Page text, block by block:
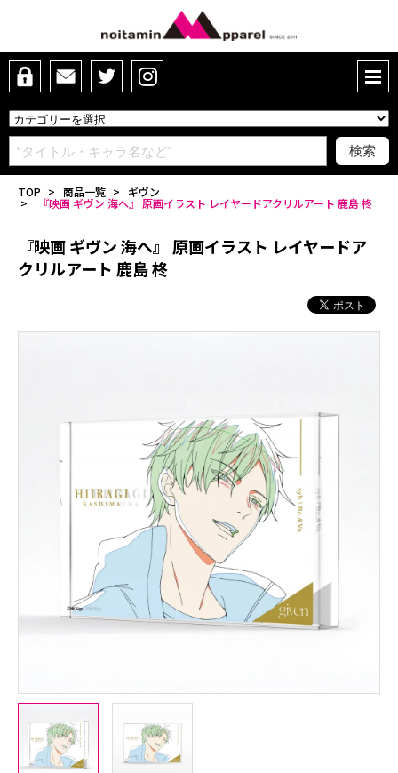
TOP > 商品一覧 > ギヴン
> 『映画 ギヴン 海へ』 原画イラスト レイヤードアクリルアート 鹿島 柊
『映画 ギヴン 海へ』 原画イラスト レイヤードア
クリルアート 鹿島 柊